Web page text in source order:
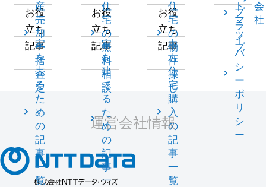
産
売
却
一
括
査
定
お役
立ち
記事
家
を
売
る
た
め
の
記
事
一
覧
住
宅
の
無
料
相
談
お役
立ち
記事
家
を
建
て
る
た
め
の
記
事
一
住
宅
の
物
件
探
し
お役
立ち
記事
中
古
住
宅
購
入
の
記
事
一
覧
ト
マ
ッ
プ
会
社
プ
ラ
イ
バ
シ
ー
ポ
リ
シ
ー
運営会社情報